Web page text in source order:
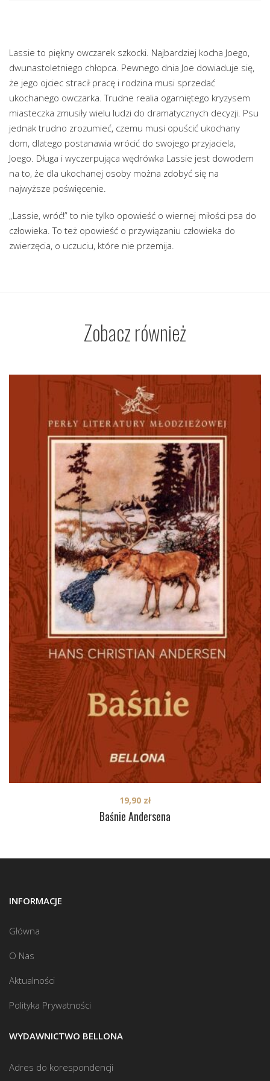
Lassie to piękny owczarek szkocki. Najbardziej kocha Joego,
dwunastoletniego chłopca. Pewnego dnia Joe dowiaduje się,
że jego ojciec stracił pracę i rodzina musi sprzedać
ukochanego owczarka. Trudne realia ogarniętego kryzysem
miasteczka zmusiły wielu ludzi do dramatycznych decyzji. Psu
jednak trudno zrozumieć, czemu musi opuścić ukochany
dom, dlatego postanawia wrócić do swojego przyjaciela,
Joego. Długa i wyczerpująca wędrówka Lassie jest dowodem
na to, że dla ukochanej osoby można zdobyć się na
najwyższe poświęcenie.
„Lassie, wróć!” to nie tylko opowieść o wiernej miłości psa do
człowieka. To też opowieść o przywiązaniu człowieka do
zwierzęcia, o uczuciu, które nie przemija.
Zobacz również
Baśnie Andersena
19,90 zł
INFORMACJE
Główna
O Nas
Aktualności
Polityka Prywatności
WYDAWNICTWO BELLONA
Adres do korespondencji